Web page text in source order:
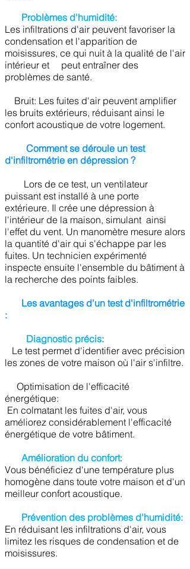
Problèmes d'humidité:
Les infiltrations d'air peuvent favoriser la
condensation et l'apparition de
moisissures, ce qui nuit à la qualité de l'air
intérieur et peut entraîner des
problèmes de santé.
Bruit: Les fuites d'air peuvent amplifier
les bruits extérieurs, réduisant ainsi le
confort acoustique de votre logement.
Comment se déroule un test
d'infiltrométrie en dépression ?
Lors de ce test, un ventilateur
puissant est installé à une porte
extérieure. Il crée une dépression à
l'intérieur de la maison, simulant ainsi
l'effet du vent. Un manomètre mesure alors
la quantité d'air qui s'échappe par les
fuites. Un technicien expérimenté
inspecte ensuite l'ensemble du bâtiment à
la recherche des points faibles.
Les avantages d'un test d'infiltrométrie
:
Diagnostic précis:
Le test permet d'identifier avec précision
les zones de votre maison où l'air s'infiltre.
Optimisation de l'efficacité
énergétique:
En colmatant les fuites d'air, vous
améliorez considérablement l'efficacité
énergétique de votre bâtiment.
Amélioration du confort:
Vous bénéficiez d'une température plus
homogène dans toute votre maison et d'un
meilleur confort acoustique.
Prévention des problèmes d'humidité:
En réduisant les infiltrations d'air, vous
limitez les risques de condensation et de
moisissures.